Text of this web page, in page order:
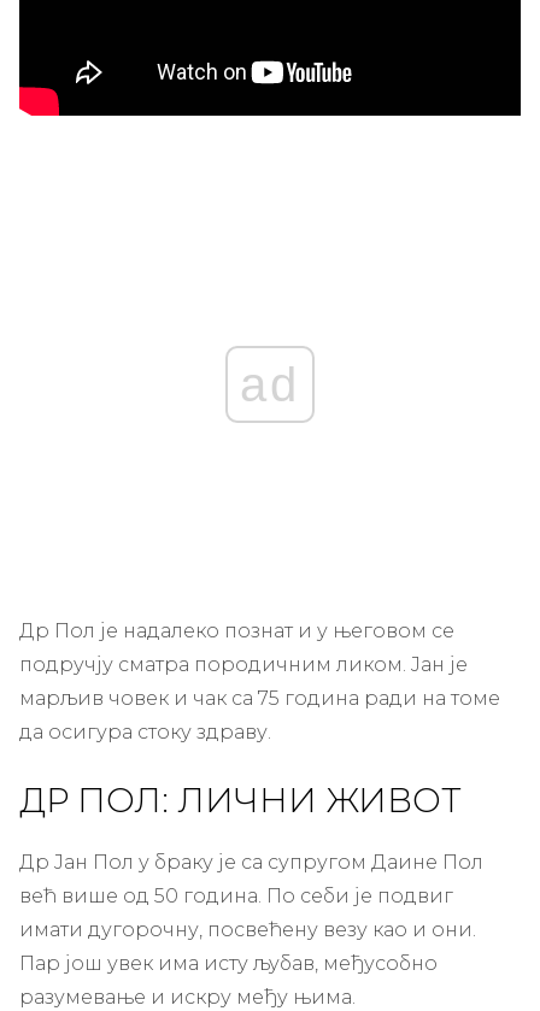
ad
Др Пол је надалеко познат и у његовом се
подручју сматра породичним ликом. Јан је
марљив човек и чак са 75 година ради на томе
да осигура стоку здраву.
ДР ПОЛ: ЛИЧНИ ЖИВОТ
Др Јан Пол у браку је са супругом Даине Пол
већ више од 50 година. По себи је подвиг
имати дугорочну, посвећену везу као и они.
Пар још увек има исту љубав, међусобно
разумевање и искру међу њима.